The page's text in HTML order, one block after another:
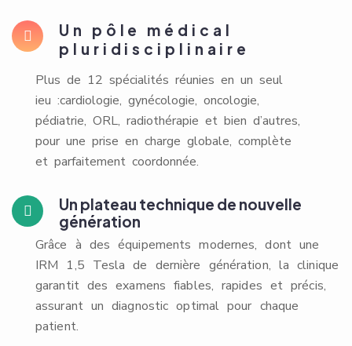
Un pôle médical
pluridisciplinaire
Plus de 12 spécialités réunies en un seul
ieu :cardiologie, gynécologie, oncologie,
pédiatrie, ORL, radiothérapie et bien d’autres,
pour une prise en charge globale, complète
et parfaitement coordonnée.
Un plateau technique de nouvelle
génération
Grâce à des équipements modernes, dont une
IRM 1,5 Tesla de dernière génération, la clinique
garantit des examens fiables, rapides et précis,
assurant un diagnostic optimal pour chaque
patient.